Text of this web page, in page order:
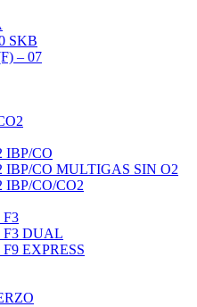
SKB
– 07
IBP/CO
IBP/CO MULTIGAS SIN O2
IBP/CO/CO2
F3 DUAL
EXPRESS